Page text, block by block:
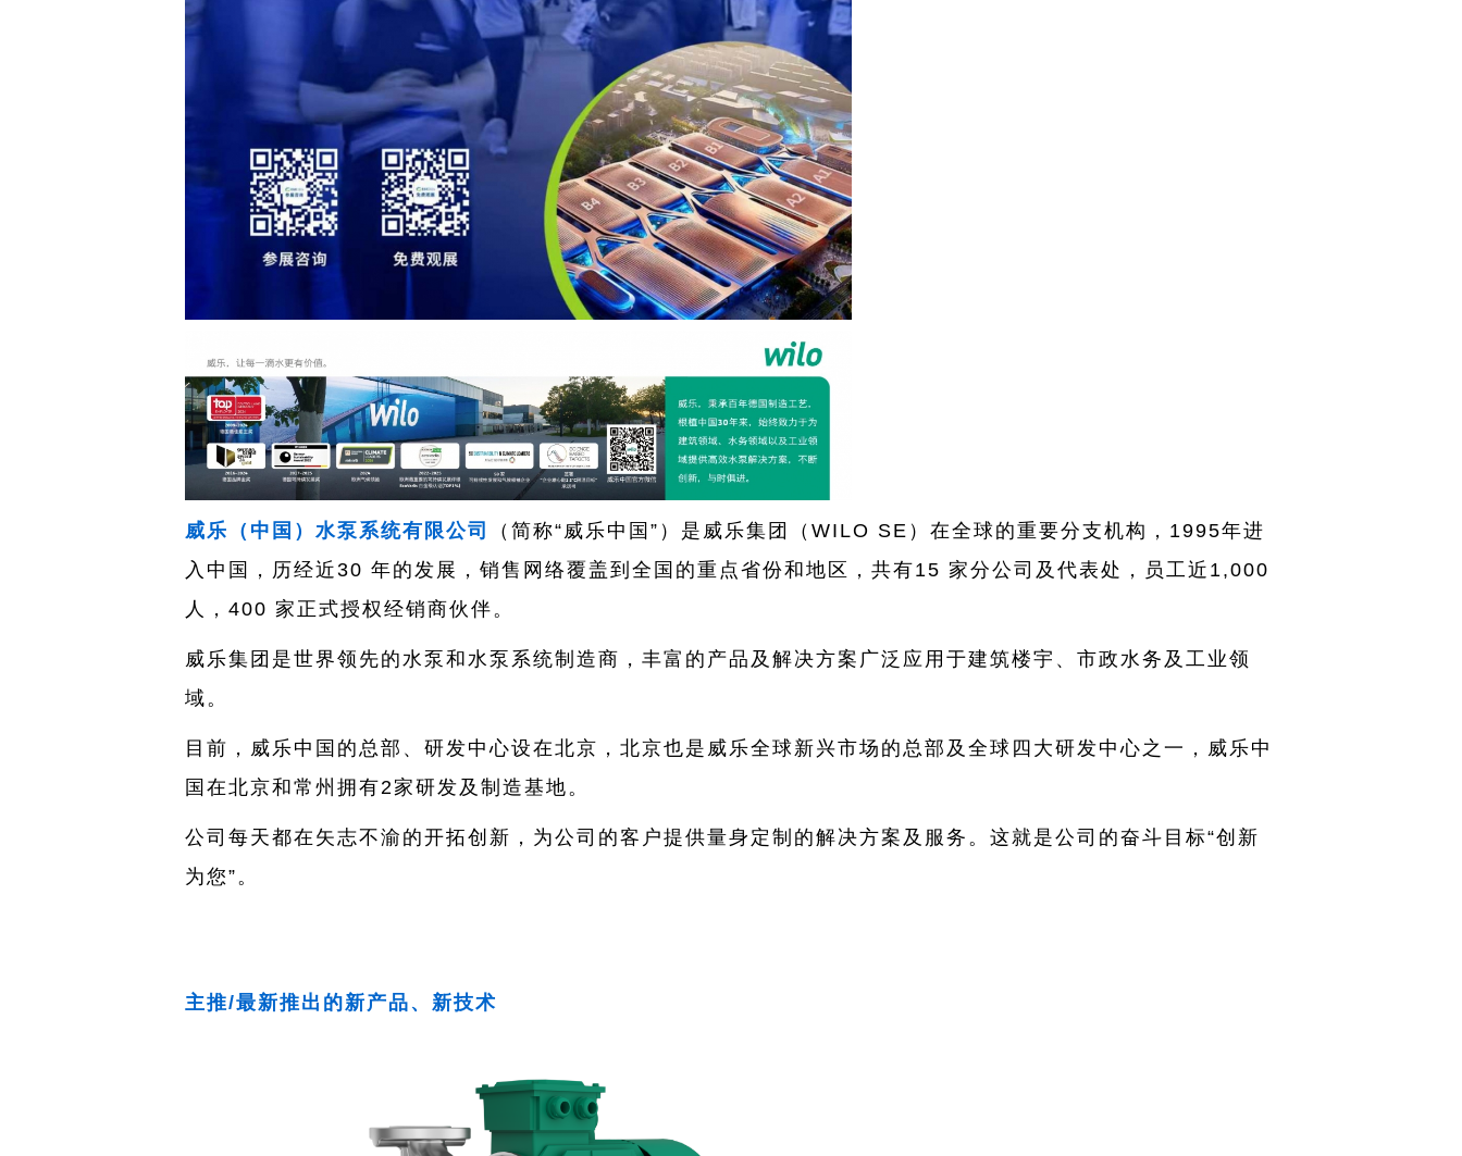
威乐（中国）水泵系统有限公司
（简称“威乐中国”）是威乐集团（WILO SE）在全球的重要分支机构，1995年进
入中国，历经近30 年的发展，销售网络覆盖到全国的重点省份和地区，共有15 家分公司及代表处，员工近1,000
人，400 家正式授权经销商伙伴。
威乐集团 是世界领先的水泵和水泵系统制造商，丰富的产品及解决方案广泛应用于建筑楼宇、市政水务及工业领
域。
目前，威乐中国的总部、研发中心设在北京，北京也是威乐全球新兴市场的总部及全球四大研发中心之一，威乐中
国在北京和常州拥有2家研发及制造基地。
公司每天都在矢志不渝的开拓创新，为公司的客户提供量身定制的解决方案及服务。这就是公司的奋斗目标“创新
为您”。
主推/最新推出的新产品、新技术